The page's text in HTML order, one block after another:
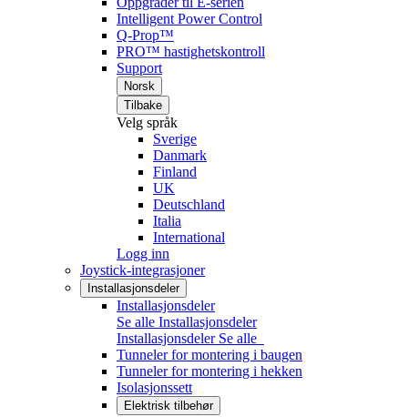
Intelligent Power Control
Q-Prop™
PRO™ hastighetskontroll
Support
Norsk
Tilbake
Velg språk
Sverige
Danmark
Finland
UK
Deutschland
Italia
International
Logg inn
Joystick-integrasjoner
Installasjonsdeler
Installasjonsdeler
Se alle Installasjonsdeler
Installasjonsdeler Se alle
Tunneler for montering i baugen
Tunneler for montering i hekken
Isolasjonssett
Elektrisk tilbehør